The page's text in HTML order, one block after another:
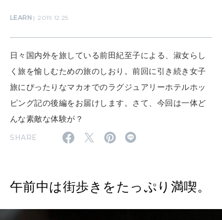
2026年9月号「北海道 おいしく遊ぶ、夏のご褒美旅。」
2026年7月号「鎌倉 ローカルが 教えてくれた 本当の歩き方。」
2026年6月号「大銀座 トレンドが生まれる 新しい一流店へ。」
2026年5月号「“大好き”に出会いに。韓国」
2026年4月号「未来をつくる、学びの教科書。」
2026年2月号「良運を掴む 新・開運術。」
2026年1月号「猫がいれば、幸せ」
MAGAZINE MOOK
LEARN 2019.12.25
日々国内外を旅している前田紀至子による、淑女らし
く旅を愉しむための旅のしおり。前回に引き続き女子
旅にぴったりなマカオでのラグジュアリーホテルホッ
ピング記の後編をお届けします。さて、今回は一体ど
んな素敵な体験が？
SHARE
午前中は街歩きをたっぷり満喫。